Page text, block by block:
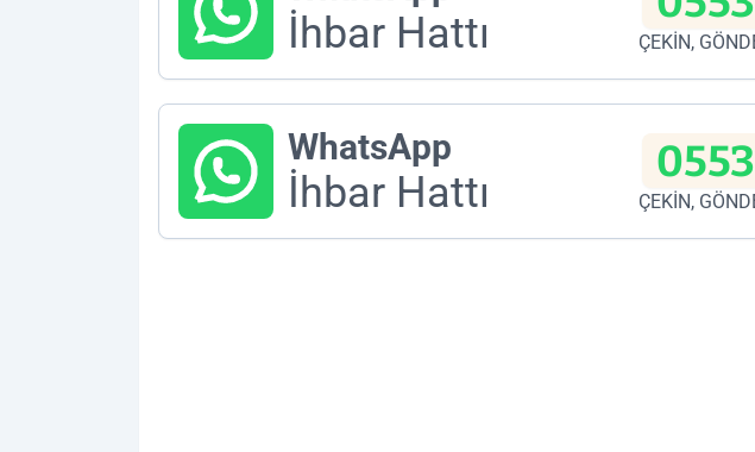
İhbar Hattı ÇEKİN,
WhatsApp
İhbar Hattı ÇEKİN,